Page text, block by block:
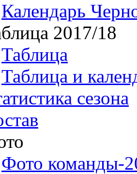
Календарь
2017/18
Таблица
Таблица и
сезона
Фото команды-